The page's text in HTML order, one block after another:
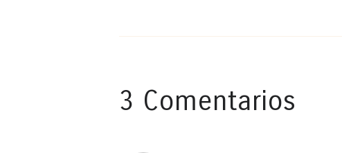
3 Comentarios